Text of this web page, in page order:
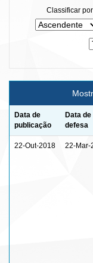
Classificar
Data de
publicação
Data de
defesa
22-Out-2018 22-Mar-